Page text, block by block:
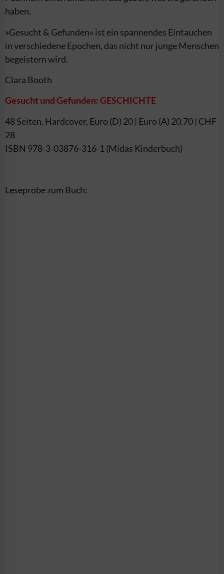
haben.
»Gesucht & Gefunden« ist ein spannendes Eintauchen
in verschiedene Epochen, das nicht nur junge Menschen
begeistern wird.
Clara Booth
Gesucht und Gefunden: GESCHICHTE
48 Seiten, Hardcover, Euro (D) 20 | Euro (A) 20.70 | CHF
28
ISBN 978-3-03876-316-1 (Midas Kinderbuch)
Leseprobe zum Buch: